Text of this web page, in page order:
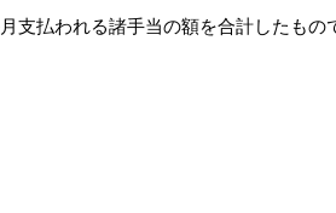
支払われる諸手当の額を合計したもの